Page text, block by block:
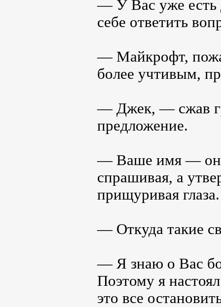
— У Вас уже есть
себе ответить
— Майкрофт,
более учтивым,
— Джек, — сжав
предложение.
— Ваше имя — оно
спрашивая, а
прищуривая глаза.
— Откуда такие
— Я знаю о Вас
Поэтому я
это все